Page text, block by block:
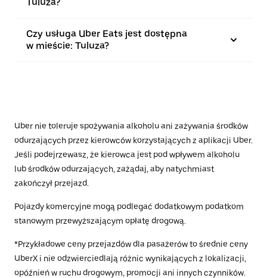
Czy usługa Uber Eats jest dostępna
w mieście: Tuluza?
Uber nie toleruje spożywania alkoholu ani zażywania środków
odurzających przez kierowców korzystających z aplikacji Uber.
Jeśli podejrzewasz, że kierowca jest pod wpływem alkoholu
lub środków odurzających, zażądaj, aby natychmiast
zakończył przejazd.
Pojazdy komercyjne mogą podlegać dodatkowym podatkom
stanowym przewyższającym opłatę drogową.
*Przykładowe ceny przejazdów dla pasażerów to średnie ceny
UberX i nie odzwierciedlają różnic wynikających z lokalizacji,
opóźnień w ruchu drogowym, promocji ani innych czynników.